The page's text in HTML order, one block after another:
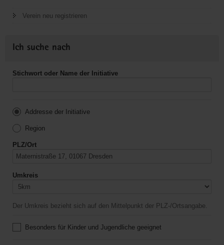
Verein neu registrieren
Ich suche nach
Stichwort oder Name der Initiative
Addresse der Initiative
Region
PLZ/Ort
Umkreis
Der Umkreis bezieht sich auf den Mittelpunkt der PLZ-/Ortsangabe.
Besonders für Kinder und Jugendliche geeignet